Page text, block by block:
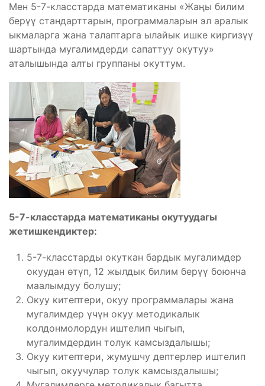
Мен 5-7-класстарда математиканы «Жаңы билим
берүү стандарттарын, программаларын эл аралык
ыкмаларга жана талаптарга ылайык ишке киргизүү
шартында мугалимдерди сапаттуу окутуу»
аталышында алты группаны окуттум.
5-7-класстарда математиканы окутуудагы
жетишкендиктер:
5-7-класстарды окуткан бардык мугалимдер
окуудан өтүп, 12 жылдык билим берүү боюнча
маалымдуу болушу;
Окуу китептери, окуу программалары жана
мугалимдер үчүн окуу методикалык
колдонмолордун иштелип чыгып,
мугалимдердин толук камсыздалышы;
Окуу китептери, жумушчу дептерлер иштелип
чыгып, окуучулар толук камсыздалышы;